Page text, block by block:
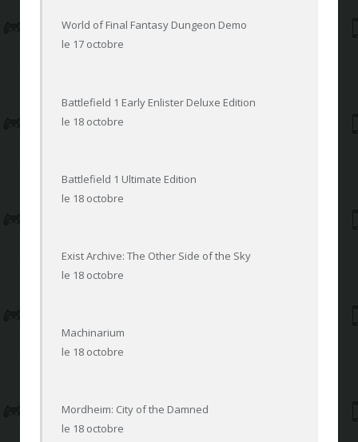
World of Final Fantasy Dungeon Demo
le 17 octobre
Battlefield 1 Early Enlister Deluxe Edition
le 18 octobre
Battlefield 1 Ultimate Edition
le 18 octobre
Exist Archive: The Other Side of the Sky
le 18 octobre
Machinarium
le 18 octobre
Mordheim: City of the Damned
le 18 octobre